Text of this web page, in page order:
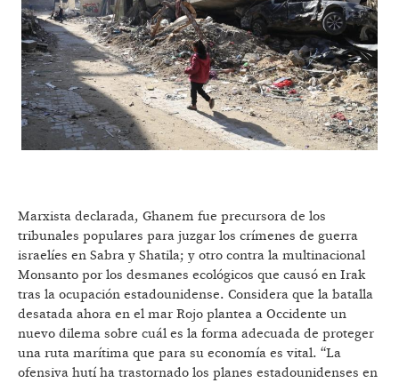
Marxista declarada, Ghanem fue precursora de los
tribunales populares para juzgar los crímenes de guerra
israelíes en Sabra y Shatila; y otro contra la multinacional
Monsanto por los desmanes ecológicos que causó en Irak
tras la ocupación estadounidense. Considera que la batalla
desatada ahora en el mar Rojo plantea a Occidente un
nuevo dilema sobre cuál es la forma adecuada de proteger
una ruta marítima que para su economía es vital. “La
ofensiva hutí ha trastornado los planes estadounidenses en